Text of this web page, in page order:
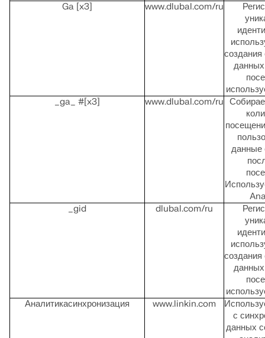
Ga [x3] www.dlubal.com/ru
создания
данных
_ga_ #[x3]
www.dlubal.com/ru
данные
_gid
dlubal.com/ru
создания
данных
Аналитикасинхронизация
www.linkin.com
с
данных